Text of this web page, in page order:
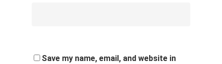
Save my name, email, and website in